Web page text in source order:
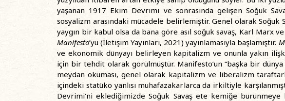
yaşanan 1917 Ekim Devrimi ve sonrasında gelişen Soğuk
sosyalizm arasındaki mücadele belirlemiştir. Genel olarak Soğuk
yaygın bir kabul olsa da bana göre asıl soğuk savaş, Karl Marx
Manifesto’yu (İletişim Yayınları, 2021) yayınlamasıyla başlamıştır.
ve ekonomik dünyayı belirleyen kapitalizm ve onunla yakın
için bir tehdit olarak görülmüştür. Manifesto’un “başka bir
meydan okuması, genel olarak kapitalizm ve liberalizm
içindeki statüko yanlısı muhafazakarlarca da irkiltiyle
Devrimi’ni eklediğimizde Soğuk Savaş ete kemiğe bürünmeye